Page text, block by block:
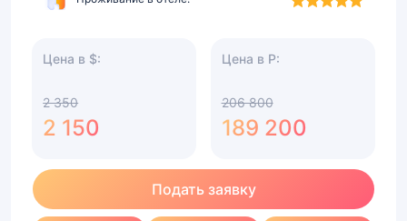
Цена в $:
2 350
2 150
Цена в Р:
206 800
189 200
Подать заявку